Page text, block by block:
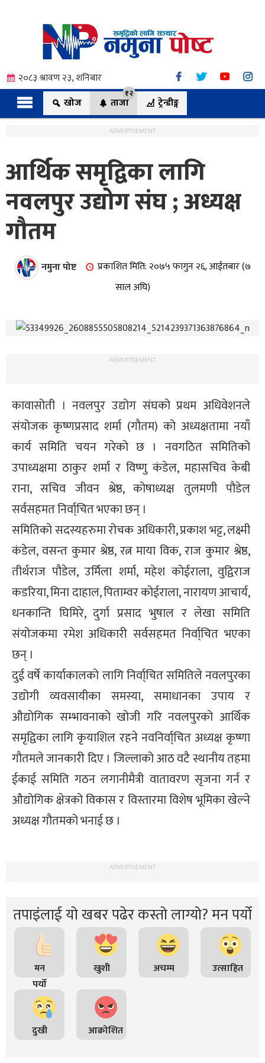
२०८३ श्रावण २३, शनिबार
खोज
ताजा
१२
ट्रेन्डीङ्ग
ADVERTISEMENT
आर्थिक समृद्विका लागि
नवलपुर उद्योग संघ ; अध्यक्ष
गौतम
नमुना पोष्ट
प्रकाशित मिति: २०७५ फागुन २६, आईतबार (७
साल अघि)
ADVERTISEMENT
कावासोती । नवलपुर उद्योग संघको प्रथम अधिवेशनले
संयोजक कृष्णप्रसाद शर्मा (गौतम) को अध्यक्षतामा नयाँ
कार्य समिति चयन गरेको छ । नवगठित समितिको
उपाध्यक्षमा ठाकुर शर्मा र विष्णु कंडेल, महासचिव केबी
राना, सचिव जीवन श्रेष्ठ, कोषाध्यक्ष तुलमणी पौडेल
सर्वसहमत निर्वा्चित भएका छन् ।
समितिको सदस्यहरुमा रोचक अधिकारी, प्रकाश भट्ट, लक्ष्मी
कंडेल, वसन्त कुमार श्रेष्ठ, रत्न माया विक, राज कुमार श्रेष्ठ,
तीर्थराज पौडेल, उर्मिला शर्मा, महेश कोईराला, वुद्विराज
कडरिया, मिना दाहाल, पिताम्वर कोईराला, नारायण आचार्य,
धनकान्ति घिमिरे, दुर्गा प्रसाद भुषाल र लेखा समिति
संयोजकमा रमेश अधिकारी सर्वसहमत निर्वा्चित भएका
छन् ।
दुई वर्षे कार्याकालको लागि निर्वा्चित समितिले नवलपुरका
उद्योगी व्यवसायीका समस्या, समाधानका उपाय र
औद्योगिक सम्भावनाको खोजी गरि नवलपुरको आर्थिक
समृद्विका लागि कृयाशिल रहने नवनिर्वा्चित अध्यक्ष कृष्णा
गौतमले जानकारी दिए । जिल्लाको आठ वटै स्थानीय तहमा
ईकाई समिति गठन लगानीमैत्री वातावरण सृजना गर्न र
औद्योगिक क्षेत्रको विकास र विस्तारमा विशेष भूमिका खेल्ने
अध्यक्ष गौतमको भनाई छ ।
ADVERTISEMENT
तपाइंलाई यो खबर पढेर कस्तो लाग्यो? मन पर्यो
मन
पर्यो
खुशी अचम्म उत्साहित
दुखी आक्रोशित